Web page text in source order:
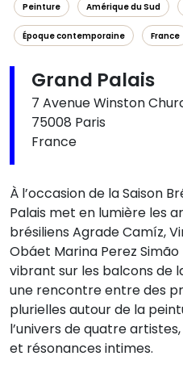
Peinture Amérique du Sud
Époque contemporaine France
Grand Palais
7 Avenue Winston
75008 Paris
France
À l’occasion de la Saison
Palais met en lumière les
brésiliens Agrade Camíz,
Obáet Marina Perez
vibrant sur les balcons de
une rencontre entre des
plurielles autour de la
l’univers de quatre
et résonances intimes.